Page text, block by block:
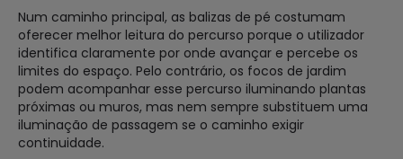
Num caminho principal, as balizas de pé costumam
oferecer melhor leitura do percurso porque o utilizador
identifica claramente por onde avançar e percebe os
limites do espaço. Pelo contrário, os focos de jardim
podem acompanhar esse percurso iluminando plantas
próximas ou muros, mas nem sempre substituem uma
iluminação de passagem se o caminho exigir
continuidade.